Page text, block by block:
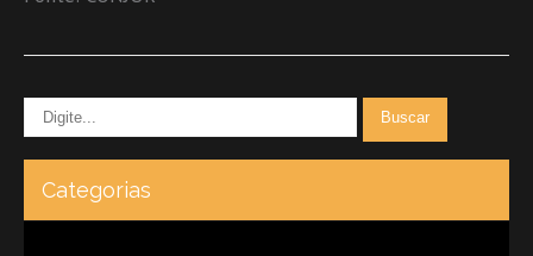
Categorias